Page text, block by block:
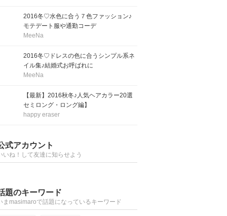
2016冬♡水色に合う７色ファッション♪
モテデート服や通勤コーデ
MeeNa
2016冬♡ドレスの色に合うシンプル系ネ
イル集♪結婚式お呼ばれに
MeeNa
【最新】2016秋冬♪人気ヘアカラー20選
セミロング・ロング編】
happy eraser
式アカウント
いね！して友達に知らせよう
題のキーワード
まmasimaroで話題になっているキーワード